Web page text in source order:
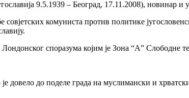
9.5.1939 – Београд, 17.11.2008), новинар и
совјетских комуниста против политике
споразума којим је Зона “А” Слободне
довело до поделе града на муслимански и